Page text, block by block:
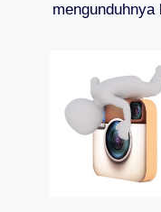
mengunduhnya